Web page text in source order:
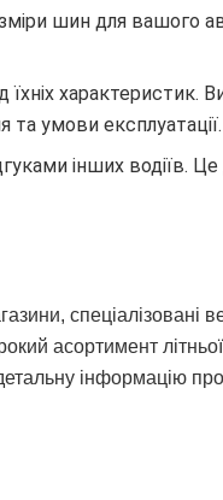
шин для вашого
їхніх характеристик.
умови експлуатації.
інших водіїв.
спеціалізовані
асортимент
інформацію